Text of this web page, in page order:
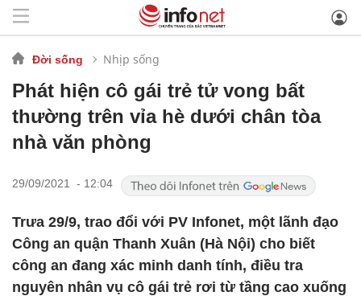
Đời sống Nhịp sống
Phát hiện cô gái trẻ tử vong bất
thường trên vỉa hè dưới chân tòa
nhà văn phòng
29/09/2021 - 12:04
Trưa 29/9, trao đổi với PV Infonet, một lãnh đạo
Công an quận Thanh Xuân (Hà Nội) cho biết
công an đang xác minh danh tính, điều tra
nguyên nhân vụ cô gái trẻ rơi từ tầng cao xuống